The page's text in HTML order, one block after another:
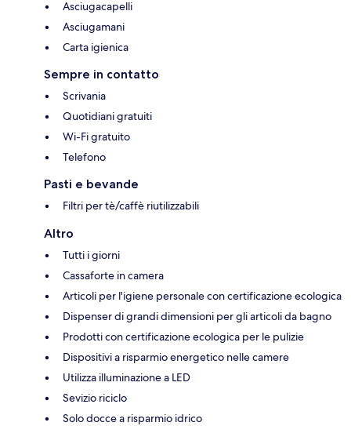
Asciugacapelli
Asciugamani
Carta igienica
Sempre in contatto
Scrivania
Quotidiani gratuiti
Wi-Fi gratuito
Telefono
Pasti e bevande
Filtri per tè/caffè riutilizzabili
Altro
Tutti i giorni
Cassaforte in camera
Articoli per l'igiene personale con certificazione ecologica
Dispenser di grandi dimensioni per gli articoli da bagno
Prodotti con certificazione ecologica per le pulizie
Dispositivi a risparmio energetico nelle camere
Utilizza illuminazione a LED
Sevizio riciclo
Solo docce a risparmio idrico